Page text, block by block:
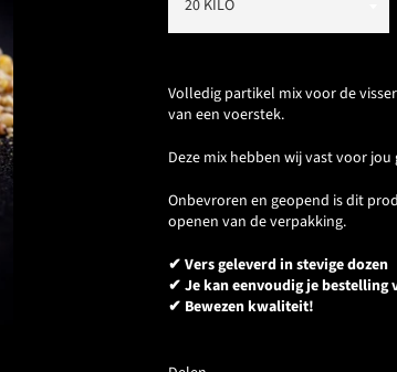
Volledig partikel mix voor de
van een voerstek.
Deze mix hebben wij vast voor
Onbevroren en geopend is dit
openen van de verpakking.
✔ Vers geleverd in stevige dozen
✔ Je kan eenvoudig je bestelling
✔ Bewezen kwaliteit!